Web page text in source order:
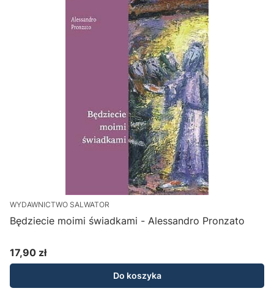
WYDAWNICTWO SALWATOR
Będziecie moimi świadkami - Alessandro Pronzato
Cena
17,90 zł
Do koszyka